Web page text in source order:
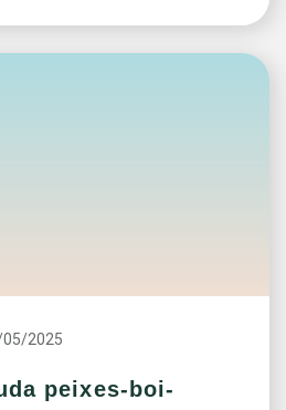
2025
peixes-boi-